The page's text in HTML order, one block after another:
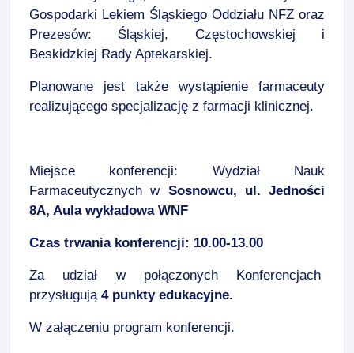
Gospodarki Lekiem Śląskiego Oddziału NFZ oraz
Prezesów: Śląskiej, Częstochowskiej i
Beskidzkiej Rady Aptekarskiej.
Planowane jest także wystąpienie farmaceuty
realizującego specjalizację z farmacji klinicznej.
Miejsce konferencji: Wydział Nauk
Farmaceutycznych w Sosnowcu, ul. Jedności
8A, Aula wykładowa WNF
Czas trwania konferencji: 10.00-13.00
Za udział w połączonych Konferencjach
przysługują 4 punkty edukacyjne.
W załączeniu program konferencji.